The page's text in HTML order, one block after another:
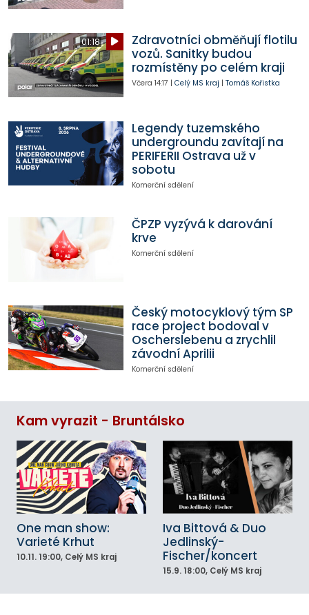
01:18
Zdravotníci obměňují flotilu
vozů. Sanitky budou
rozmístěny po celém kraji
Včera 14:17 | Celý MS kraj | Tomáš Kořistka
Legendy tuzemského
undergroundu zavítají na
PERIFERII Ostrava už v
sobotu
Komerční sdělení
ČPZP vyzývá k darování
krve
Komerční sdělení
Český motocyklový tým SP
race project bodoval v
Oscherslebenu a zrychlil
závodní Aprilii
Komerční sdělení
Kam vyrazit - Bruntálsko
One man show:
Varieté Krhut
10.11. 19:00, Celý MS kraj
Iva Bittová & Duo
Jedlinský-
Fischer/koncert
15.9. 18:00, Celý MS kraj